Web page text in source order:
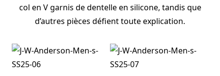
col en V garnis de dentelle en silicone, tandis que
d’autres pièces défient toute explication.